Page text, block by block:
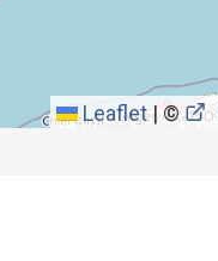
Leaflet|©